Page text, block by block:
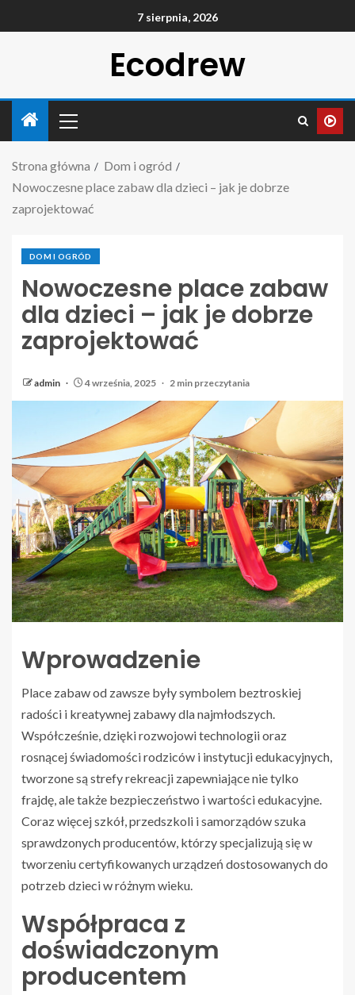
7 sierpnia, 2026
Ecodrew
Strona główna
Dom i ogród
Nowoczesne place zabaw dla dzieci – jak je dobrze
zaprojektować
DOM I OGRÓD
Nowoczesne place zabaw
dla dzieci – jak je dobrze
zaprojektować
admin 4 września, 2025 2 min przeczytania
Wprowadzenie
Place zabaw od zawsze były symbolem beztroskiej
radości i kreatywnej zabawy dla najmłodszych.
Współcześnie, dzięki rozwojowi technologii oraz
rosnącej świadomości rodziców i instytucji edukacyjnych,
tworzone są strefy rekreacji zapewniające nie tylko
frajdę, ale także bezpieczeństwo i wartości edukacyjne.
Coraz więcej szkół, przedszkoli i samorządów szuka
sprawdzonych producentów, którzy specjalizują się w
tworzeniu certyfikowanych urządzeń dostosowanych do
potrzeb dzieci w różnym wieku.
Współpraca z
doświadczonym
producentem